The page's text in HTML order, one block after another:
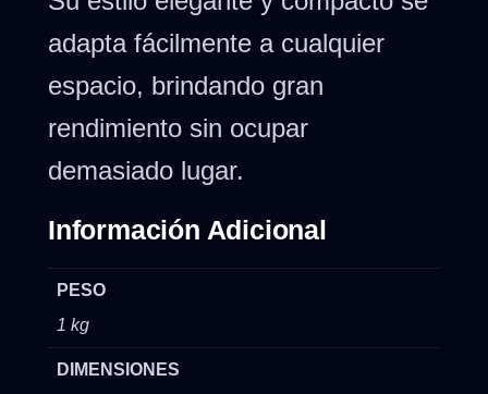
adapta fácilmente a cualquier
espacio, brindando gran
rendimiento sin ocupar
demasiado lugar.
Información Adicional
PESO
1 kg
DIMENSIONES